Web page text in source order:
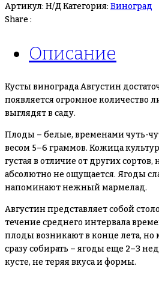
Виноград
Августин
Артикул: Н/ДКатегория: Виноград
Share :
Описание
Кусты винограда Августин
появляется огромное количество
выглядят в саду.
Плоды – белые, временами чуть-
весом 5–6 граммов. Кожица
густая в отличие от других
абсолютно не ощущается. Ягоды
напоминают нежный мармелад.
Августин представляет собой
течение среднего интервала
плоды возникают в конце лета, но
сразу собирать – ягоды еще 2–3
кусте, не теряя вкуса и формы.